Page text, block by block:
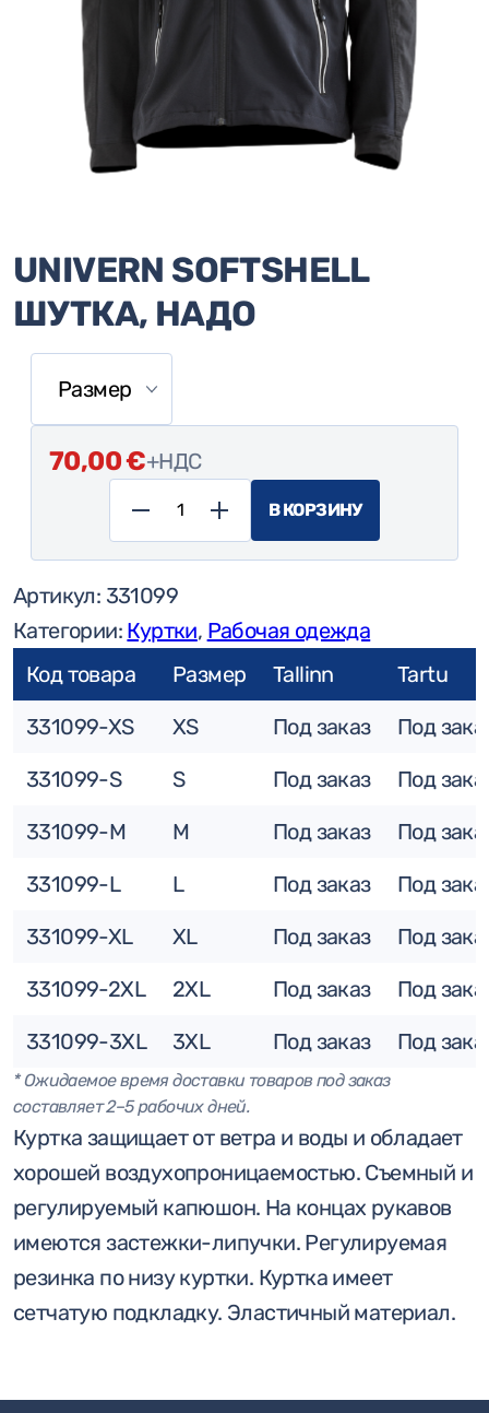
UNIVERN SOFTSHELL
ШУТКА, НАДО
70,00€+НДС
Количество
товара
Univern
softshell
шутка,
надо
В КОРЗИНУ
Артикул: 331099
Категории: Куртки, Рабочая одежда
Код товара
Размер Tallinn
Tartu
331099-XS
XS Под заказ
Под
331099-S
S Под заказ
Под
331099-M
M Под заказ
Под
331099-L
L Под заказ
Под
331099-XL
XL Под заказ
Под
331099-2XL
2XL Под заказ
Под
331099-3XL
3XL Под заказ Под
* Ожидаемое время доставки товаров под заказ
составляет 2–5 рабочих дней.
Куртка защищает от ветра и воды и обладает
хорошей воздухопроницаемостью. Съемный и
регулируемый капюшон. На концах рукавов
имеются застежки-липучки. Регулируемая
резинка по низу куртки. Куртка имеет
сетчатую подкладку. Эластичный материал.